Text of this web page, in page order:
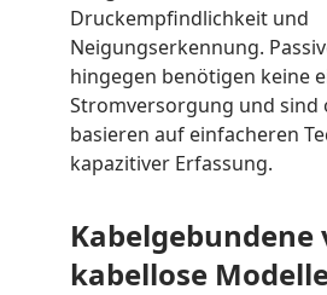
Druckempfindlichkeit und
Neigungserkennung.
hingegen benötigen keine
Stromversorgung und sind
basieren auf einfacheren
kapazitiver Erfassung.
Kabelgebundene
kabellose